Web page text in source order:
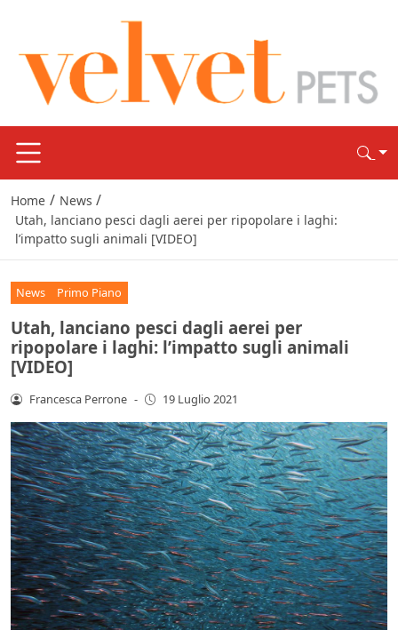
Home / News /
Utah, lanciano pesci dagli aerei per ripopolare i laghi:
l’impatto sugli animali [VIDEO]
News Primo Piano
Utah, lanciano pesci dagli aerei per
ripopolare i laghi: l’impatto sugli animali
[VIDEO]
Francesca Perrone - 19 Luglio 2021